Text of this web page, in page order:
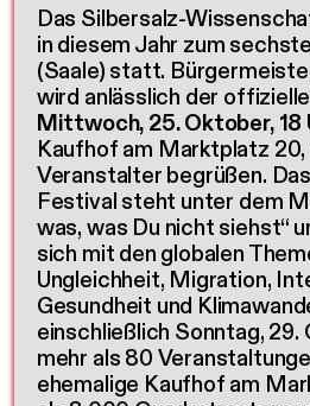
Das Silbersalz-
in diesem Jahr zum
(Saale) statt.
wird anlässlich der
Mittwoch, 25. Oktober, 18
Kaufhof am Marktplatz 20,
Veranstalter begrüßen.
Festival steht unter dem
was, was Du nicht siehst“
sich mit den globalen
Ungleichheit, Migration,
Gesundheit und
einschließlich Sonntag,
mehr als 80
ehemalige Kaufhof am